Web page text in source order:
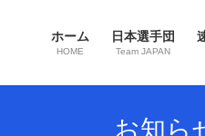
ホーム
HOME
日本選手団
Team JAPAN
お知ら